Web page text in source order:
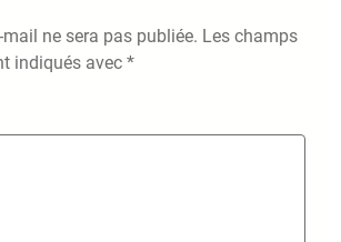
ne sera pas publiée. Les champs
indiqués avec *